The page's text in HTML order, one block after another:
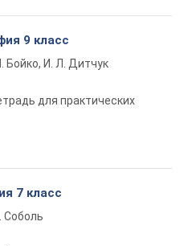
9 класс
Бойко, И. Л. Дитчук
для практических
7 класс
Соболь